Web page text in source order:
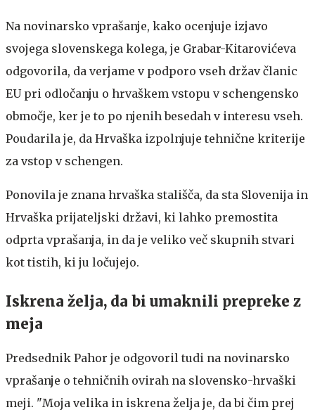
Na novinarsko vprašanje, kako ocenjuje izjavo
svojega slovenskega kolega, je Grabar-Kitarovićeva
odgovorila, da verjame v podporo vseh držav članic
EU pri odločanju o hrvaškem vstopu v schengensko
območje, ker je to po njenih besedah v interesu vseh.
Poudarila je, da Hrvaška izpolnjuje tehnične kriterije
za vstop v schengen.
Ponovila je znana hrvaška stališča, da sta Slovenija in
Hrvaška prijateljski državi, ki lahko premostita
odprta vprašanja, in da je veliko več skupnih stvari
kot tistih, ki ju ločujejo.
Iskrena želja, da bi umaknili prepreke z
meja
Predsednik Pahor je odgovoril tudi na novinarsko
vprašanje o tehničnih ovirah na slovensko-hrvaški
meji. "Moja velika in iskrena želja je, da bi čim prej